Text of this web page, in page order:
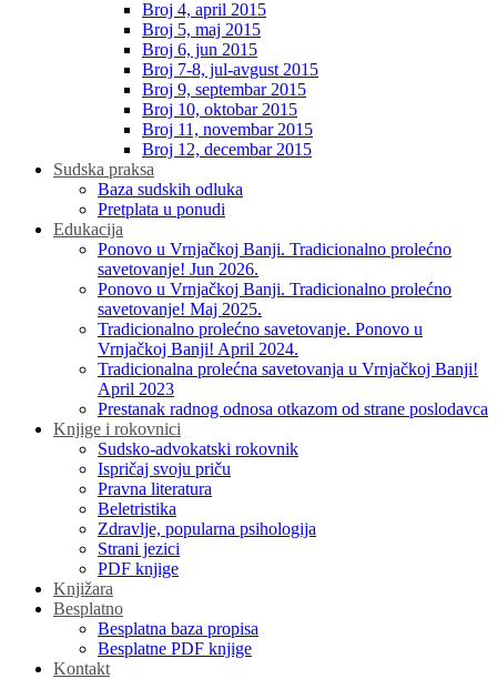
Broj 4, april 2015
Broj 5, maj 2015
Broj 6, jun 2015
Broj 7-8, jul-avgust 2015
Broj 9, septembar 2015
Broj 10, oktobar 2015
Broj 11, novembar 2015
Broj 12, decembar 2015
Sudska praksa
Baza sudskih odluka
Pretplata u ponudi
Edukacija
Ponovo u Vrnjačkoj Banji. Tradicionalno prolećno
savetovanje! Jun 2026.
Ponovo u Vrnjačkoj Banji. Tradicionalno prolećno
savetovanje! Maj 2025.
Tradicionalno prolećno savetovanje. Ponovo u
Vrnjačkoj Banji! April 2024.
Tradicionalna prolećna savetovanja u Vrnjačkoj Banji!
April 2023
Prestanak radnog odnosa otkazom od strane poslodavca
Knjige i rokovnici
Sudsko-advokatski rokovnik
Ispričaj svoju priču
Pravna literatura
Beletristika
Zdravlje, popularna psihologija
Strani jezici
PDF knjige
Knjižara
Besplatno
Besplatna baza propisa
Besplatne PDF knjige
Kontakt